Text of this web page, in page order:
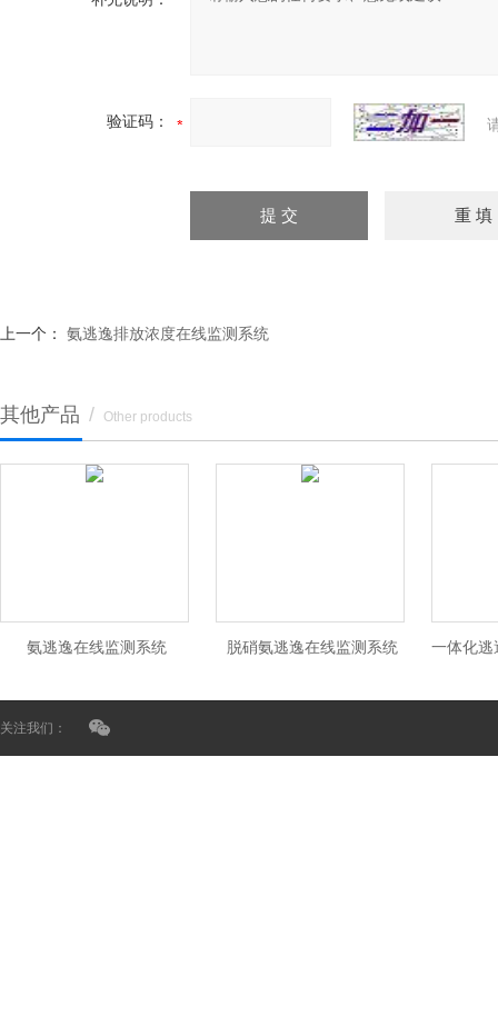
验证码：
上一个： 氨逃逸排放浓度在线监测系统
其他产品 / Other products
氨逃逸在线监测系统 脱硝氨逃逸在线监测系统
关注我们：